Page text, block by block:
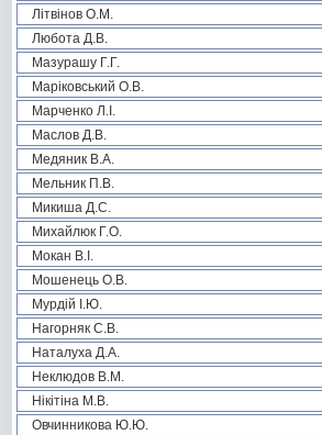
Літвінов О.М.
Любота Д.В.
Мазурашу Г.Г.
Маріковський О.В.
Марченко Л.І.
Маслов Д.В.
Медяник В.А.
Мельник П.В.
Микиша Д.С.
Михайлюк Г.О.
Мокан В.І.
Мошенець О.В.
Мурдій І.Ю.
Нагорняк С.В.
Наталуха Д.А.
Неклюдов В.М.
Нікітіна М.В.
Овчинникова Ю.Ю.